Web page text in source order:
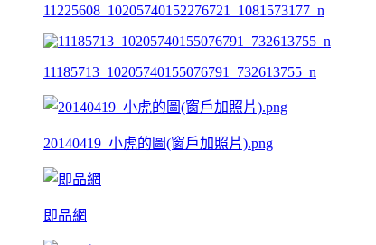
11225608_10205740152276721_1081573177_n
11185713_10205740155076791_732613755_n
20140419_小虎的圖(窗戶加照片).png
即品網